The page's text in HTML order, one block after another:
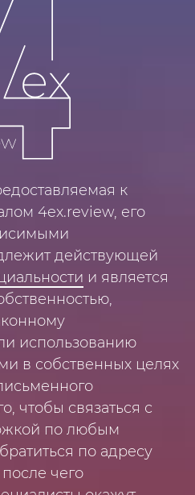
к
4ex.review, его
действующей
и является
использованию
в собственных целях
чтобы связаться с
по любым
по адресу
после чего